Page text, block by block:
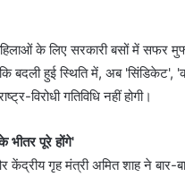
हिलाओं के लिए सरकारी बसों में सफर
बदली हुई स्थिति में, अब 'सिंडिकेट',
विरोधी गतिविधि नहीं होगी।
भीतर पूरे होंगे'
केंद्रीय गृह मंत्री अमित शाह ने